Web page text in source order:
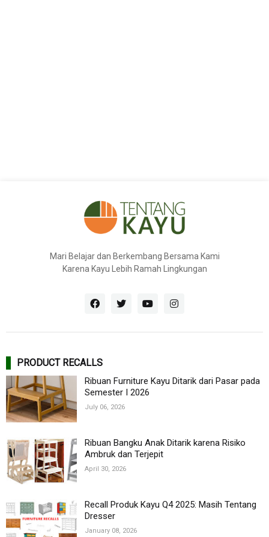
Mari Belajar dan Berkembang Bersama Kami
Karena Kayu Lebih Ramah Lingkungan
PRODUCT RECALLS
Ribuan Furniture Kayu Ditarik dari Pasar pada
Semester I 2026
July 06, 2026
Ribuan Bangku Anak Ditarik karena Risiko
Ambruk dan Terjepit
April 30, 2026
Recall Produk Kayu Q4 2025: Masih Tentang
Dresser
January 08, 2026